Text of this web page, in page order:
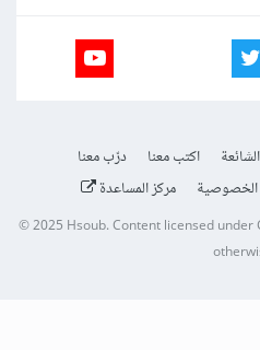
اكتب معنا
درّب معنا
الخصوصية مركز المساعدة
© 2025 Hsoub.Content licensed under